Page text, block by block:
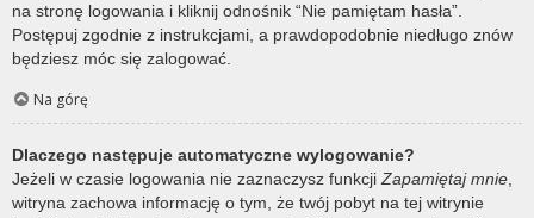
na stronę logowania i kliknij odnośnik “Nie pamiętam hasła”.
Postępuj zgodnie z instrukcjami, a prawdopodobnie niedługo znów
będziesz móc się zalogować.
Na górę
Dlaczego następuje automatyczne wylogowanie?
Jeżeli w czasie logowania nie zaznaczysz funkcji Zapamiętaj mnie
witryna zachowa informację o tym, że twój pobyt na tej witrynie